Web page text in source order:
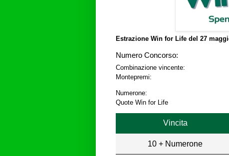
Estrazione Win for Life del 27
Numero Concorso:
Combinazione vincente:
Montepremi:
Numerone:
Quote Win for Life
Vincita
10 + Numerone